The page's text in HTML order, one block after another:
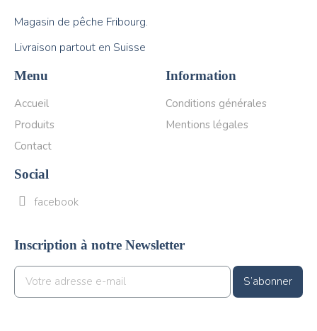
Magasin de pêche Fribourg.
Livraison partout en Suisse
Menu
Accueil
Produits
Contact
Information
Conditions générales
Mentions légales
Social
facebook
Inscription à notre Newsletter
S’abonner